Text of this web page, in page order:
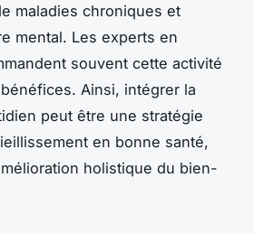
maladies chroniques et
mental. Les experts en
souvent cette activité
Ainsi, intégrer la
peut être une stratégie
en bonne santé,
holistique du bien-